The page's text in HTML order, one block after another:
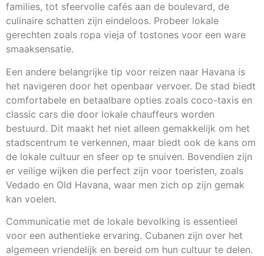
families, tot sfeervolle cafés aan de boulevard, de
culinaire schatten zijn eindeloos. Probeer lokale
gerechten zoals ropa vieja of tostones voor een ware
smaaksensatie.
Een andere belangrijke tip voor reizen naar Havana is
het navigeren door het openbaar vervoer. De stad biedt
comfortabele en betaalbare opties zoals coco-taxis en
classic cars die door lokale chauffeurs worden
bestuurd. Dit maakt het niet alleen gemakkelijk om het
stadscentrum te verkennen, maar biedt ook de kans om
de lokale cultuur en sfeer op te snuiven. Bovendien zijn
er veilige wijken die perfect zijn voor toeristen, zoals
Vedado en Old Havana, waar men zich op zijn gemak
kan voelen.
Communicatie met de lokale bevolking is essentieel
voor een authentieke ervaring. Cubanen zijn over het
algemeen vriendelijk en bereid om hun cultuur te delen.